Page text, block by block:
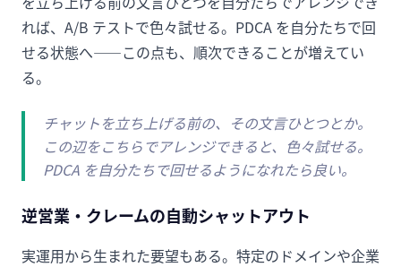
れば、A/B テストで色々試せる。PDCA を自分たちで回
せる状態へ——この点も、順次できることが増えてい
る。
チャットを立ち上げる前の、その文言ひとつとか。
この辺をこちらでアレンジできると、色々試せる。
PDCA を自分たちで回せるようになれたら良い。
逆営業・クレームの自動シャットアウト
実運用から生まれた要望もある。特定のドメインや企業